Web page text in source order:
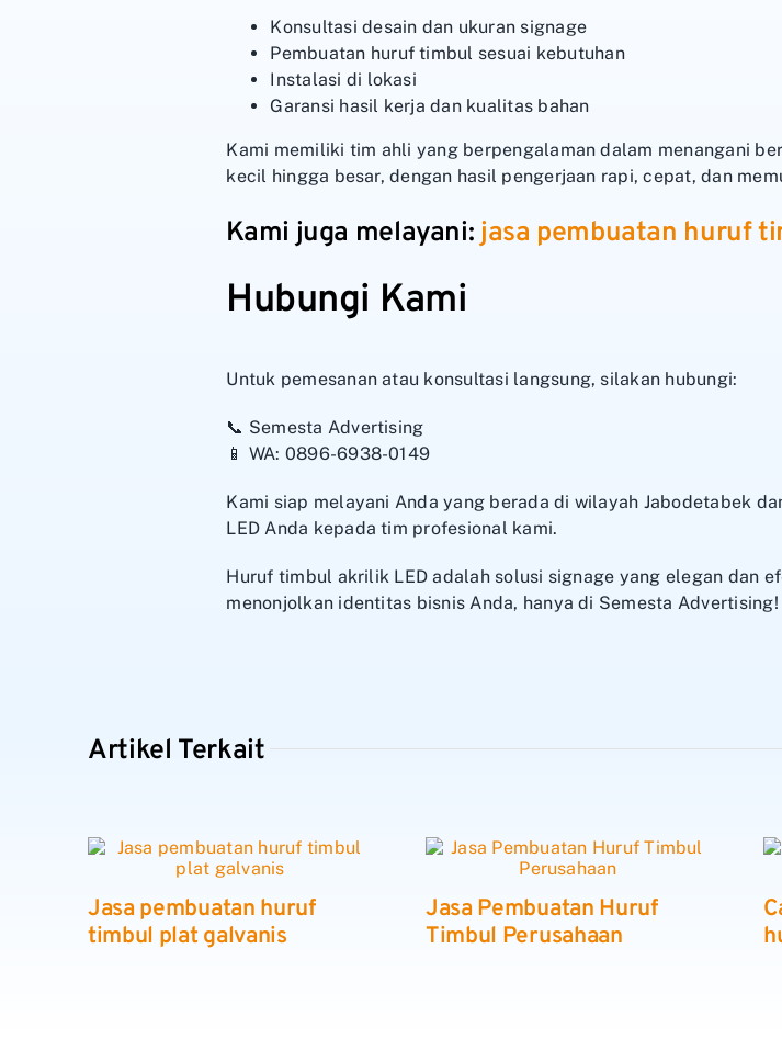
Konsultasi desain dan ukuran signage
Pembuatan huruf timbul sesuai kebutuhan
Instalasi di lokasi
Garansi hasil kerja dan kualitas bahan
Kami memiliki tim ahli yang berpengalaman dalam menangani
kecil hingga besar, dengan hasil pengerjaan rapi, cepat, dan
Kami juga melayani:jasa pembuatan huruf
Hubungi Kami
Untuk pemesanan atau konsultasi langsung, silakan hubungi:
📞 Semesta Advertising
📱 WA: 0896-6938-0149
Kami siap melayani Anda yang berada di wilayah Jabodetabek
LED Anda kepada tim profesional kami.
Huruf timbul akrilik LED adalah solusi signage yang elegan dan
menonjolkan identitas bisnis Anda, hanya di Semesta Advertising!
Artikel Terkait
Jasa pembuatan huruf
timbul plat galvanis
Jasa Pembuatan Huruf
Timbul Perusahaan